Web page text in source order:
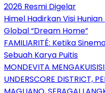
2026 Resmi Digelar
Himel Hadirkan Visi
Global “Dream Home”
FAMILIARITÉ: Ketika
Sebuah Karya Puitis
MONDEVITA
UNDERSCORE DISTRICT,